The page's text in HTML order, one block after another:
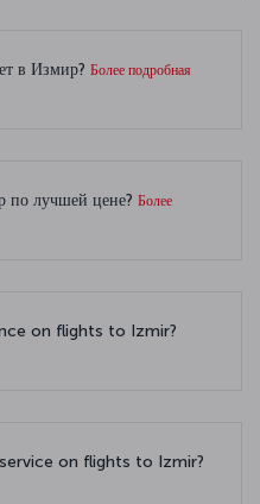
в Измир? Более подробная
по лучшей цене? Более
on flights to Izmir?
on flights to Izmir?